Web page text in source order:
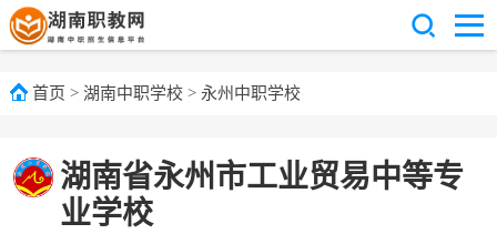
首页 > 湖南中职学校 > 永州中职学校
湖南省永州市工业贸易中等专
业学校